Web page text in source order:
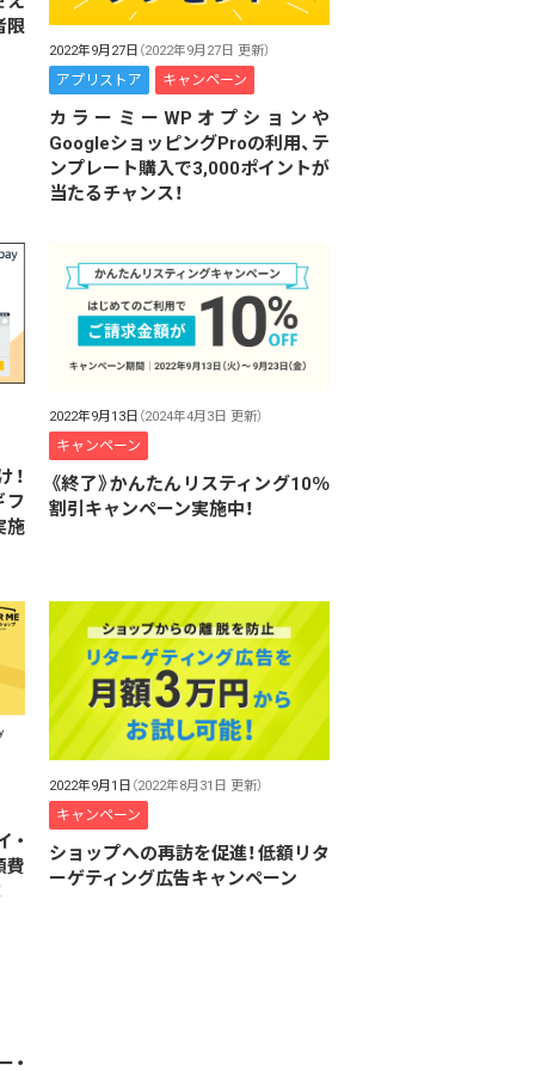
限
2022年9月27日 （2022年9月27日 更新）
アプリストア キャンペーン
カラーミーWPオプションや
GoogleショッピングProの利用、テ
ンプレート購入で3,000ポイントが
当たるチャンス！
！
フ
施
2022年9月13日 （2024年4月3日 更新）
キャンペーン
《終了》かんたんリスティング10％
割引キャンペーン実施中！
・
費
2022年9月1日 （2022年8月31日 更新）
キャンペーン
ショップへの再訪を促進！低額リタ
ーゲティング広告キャンペーン
・